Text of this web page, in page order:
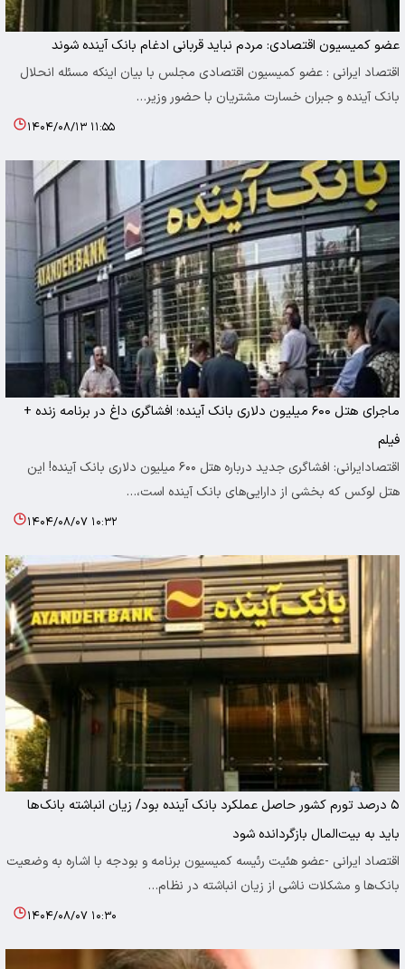
عضو کمیسیون اقتصادی: مردم نباید قربانی ادغام بانک آینده شوند
اقتصاد ایرانی : عضو کمیسیون اقتصادی مجلس با بیان اینکه مسئله انحلال
بانک آینده و جبران خسارت مشتریان با حضور وزیر…
۱۴۰۴/۰۸/۱۳ ۱۱:۵۵
ماجرای هتل ۶۰۰ میلیون دلاری بانک آینده؛ افشاگری داغ در برنامه زنده +
فیلم
اقتصادایرانی: افشاگری جدید درباره هتل ۶۰۰ میلیون دلاری بانک آینده! این
هتل لوکس که بخشی از دارایی‌های بانک آینده است،…
۱۴۰۴/۰۸/۰۷ ۱۰:۳۲
۵ درصد تورم کشور حاصل عملکرد بانک آینده بود/ زیان انباشته بانک‌ها
باید به بیت‌المال بازگردانده شود
اقتصاد ایرانی -عضو هئیت رئیسه کمیسیون برنامه و بودجه با اشاره به وضعیت
بانک‌ها و مشکلات ناشی از زیان انباشته در نظام…
۱۴۰۴/۰۸/۰۷ ۱۰:۳۰